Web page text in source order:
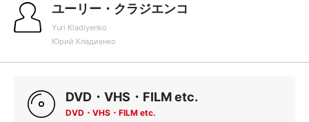
ユーリー・クラジエンコ
Yuri Kladiyenko
Юрий Кладиенко
DVD・VHS・FILM etc.
DVD・VHS・FILM etc.